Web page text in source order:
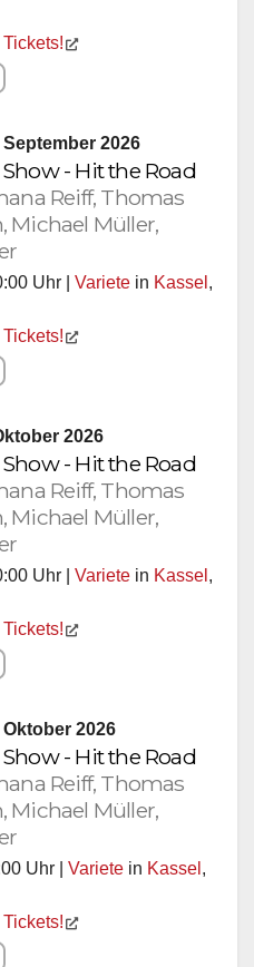
Tickets!
2026
- Hit the Road
Reiff, Thomas
Michael Müller,
Uhr | Variete in Kassel ,
Tickets!
2026
- Hit the Road
Reiff, Thomas
Michael Müller,
Uhr | Variete in Kassel ,
Tickets!
2026
- Hit the Road
Reiff, Thomas
Michael Müller,
Uhr | Variete in Kassel ,
Tickets!